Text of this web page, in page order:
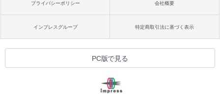
プライバシーポリシー 会社概要
インプレスグループ 特定商取引法に基づく表示
PC版で見る